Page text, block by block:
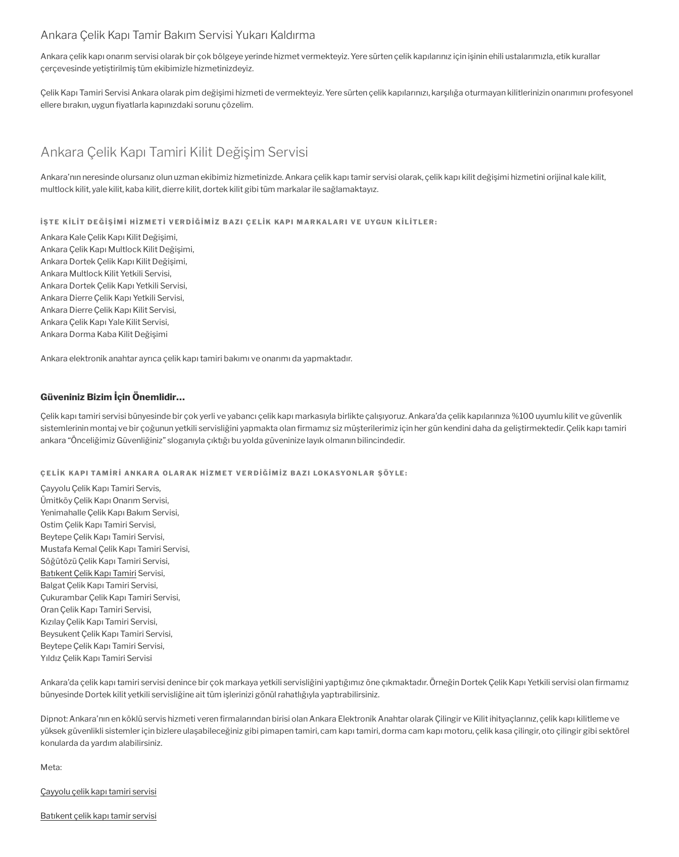
Ankara Çelik Kapı Tamir Bakım Servisi Yukarı Kaldırma
Ankara çelik kapı onarım servisi olarak bir çok bölgeye yerinde hizmet vermekteyiz. Yere sürten çelik kapılarınız için işinin ehili ustalarımızla, etik kurallar
çerçevesinde yetiştirilmiş tüm ekibimizle hizmetinizdeyiz.
Çelik Kapı Tamiri Servisi Ankara olarak pim değişimi hizmeti de vermekteyiz. Yere sürten çelik kapılarınızı, karşılığa oturmayan kilitlerinizin onarımını profesyonel
ellere bırakın, uygun fiyatlarla kapınızdaki sorunu çözelim.
Ankara Çelik Kapı Tamiri Kilit Değişim Servisi
Ankara’nın neresinde olursanız olun uzman ekibimiz hizmetinizde. Ankara çelik kapı tamir servisi olarak, çelik kapı kilit değişimi hizmetini orijinal kale kilit,
multlock kilit, yale kilit, kaba kilit, dierre kilit, dortek kilit gibi tüm markalar ile sağlamaktayız.
İŞTE KILIT DEĞIŞIMI HIZMETI VERDIĞIMIZ BAZI ÇELIK KAPI MARKALARI VE UYGUN KILITLER:
Ankara Kale Çelik Kapı Kilit Değişimi,
Ankara Çelik Kapı Multlock Kilit Değişimi,
Ankara Dortek Çelik Kapı Kilit Değişimi,
Ankara Multlock Kilit Yetkili Servisi,
Ankara Dortek Çelik Kapı Yetkili Servisi,
Ankara Dierre Çelik Kapı Yetkili Servisi,
Ankara Dierre Çelik Kapı Kilit Servisi,
Ankara Çelik Kapı Yale Kilit Servisi,
Ankara Dorma Kaba Kilit Değişimi
Ankara elektronik anahtar ayrıca çelik kapı tamiri bakımı ve onarımı da yapmaktadır.
Güveniniz Bizim İçin Önemlidir…
Çelik kapı tamiri servisi bünyesinde bir çok yerli ve yabancı çelik kapı markasıyla birlikte çalışıyoruz. Ankara’da çelik kapılarınıza %100 uyumlu kilit ve güvenlik
sistemlerinin montaj ve bir çoğunun yetkili servisliğini yapmakta olan firmamız siz müşterilerimiz için her gün kendini daha da geliştirmektedir. Çelik kapı tamiri
ankara “Önceliğimiz Güvenliğiniz” sloganıyla çıktığı bu yolda güveninize layık olmanın bilincindedir.
ÇELIK KAPI TAMIRI ANKARA OLARAK HIZMET VERDIĞIMIZ BAZI LOKASYONLAR ŞÖYLE:
Çayyolu Çelik Kapı Tamiri Servis,
Ümitköy Çelik Kapı Onarım Servisi,
Yenimahalle Çelik Kapı Bakım Servisi,
Ostim Çelik Kapı Tamiri Servisi,
Beytepe Çelik Kapı Tamiri Servisi,
Mustafa Kemal Çelik Kapı Tamiri Servisi,
Söğütözü Çelik Kapı Tamiri Servisi,
Batıkent Çelik Kapı Tamiri Servisi,
Balgat Çelik Kapı Tamiri Servisi,
Çukurambar Çelik Kapı Tamiri Servisi,
Oran Çelik Kapı Tamiri Servisi,
Kızılay Çelik Kapı Tamiri Servisi,
Beysukent Çelik Kapı Tamiri Servisi,
Beytepe Çelik Kapı Tamiri Servisi,
Yıldız Çelik Kapı Tamiri Servisi
Ankara’da çelik kapı tamiri servisi denince bir çok markaya yetkili servisliğini yaptığımız öne çıkmaktadır. Örneğin Dortek Çelik Kapı Yetkili servisi olan firmamız
bünyesinde Dortek kilit yetkili servisliğine ait tüm işlerinizi gönül rahatlığıyla yaptırabilirsiniz.
Dipnot: Ankara’nın en köklü servis hizmeti veren firmalarından birisi olan Ankara Elektronik Anahtar olarak Çilingir ve Kilit ihityaçlarınız, çelik kapı kilitleme ve
yüksek güvenlikli sistemler için bizlere ulaşabileceğiniz gibi pimapen tamiri, cam kapı tamiri, dorma cam kapı motoru, çelik kasa çilingir, oto çilingir gibi sektörel
konularda da yardım alabilirsiniz.
Meta:
Çayyolu çelik kapı tamiri servisi
Batıkent çelik kapı tamir servisi